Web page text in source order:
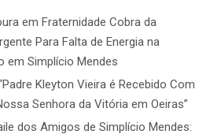
em Fraternidade Cobra da
Para Falta de Energia na
em Simplício Mendes
Kleyton Vieira é Recebido Com
Senhora da Vitória em Oeiras”
dos Amigos de Simplício Mendes: